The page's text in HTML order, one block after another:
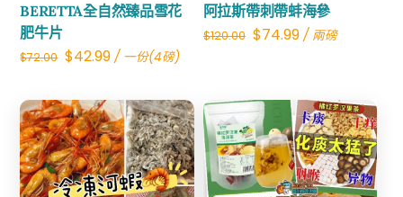
BERETTA全自然臻品雪花
肥牛片
$72.00 Original
was:
$72.00.
$42.99Current
is:
$42.99.
/ 一份(4磅)
阿拉斯帶刺帶蚌海參
$120.00 Original
$120.00.
$74.99Current
$74.99.
/ 兩磅